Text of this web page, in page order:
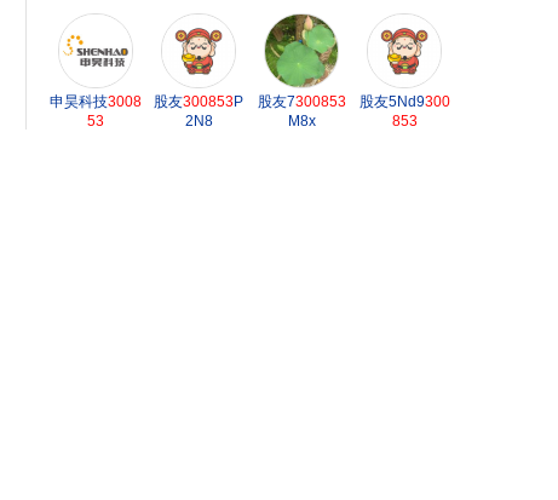
申昊科技3008
53
股友300853P
2N8
股友7300853
M8x
股友5Nd9300
853